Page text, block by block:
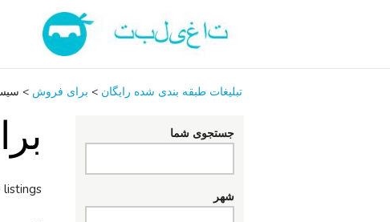
تبلیغات طبقه بندی شده رایگان > برای فروش >
جستجوی شما
شهر